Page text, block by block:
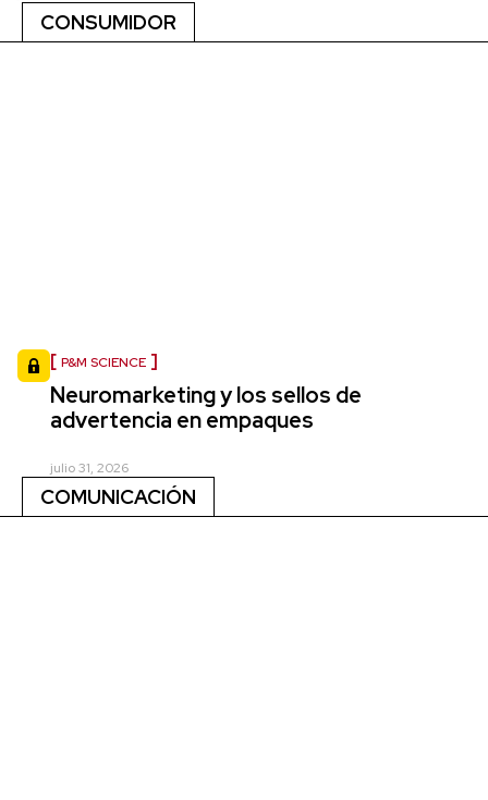
CONSUMIDOR
P&M SCIENCE
Neuromarketing y los sellos de
advertencia en empaques
julio 31, 2026
COMUNICACIÓN